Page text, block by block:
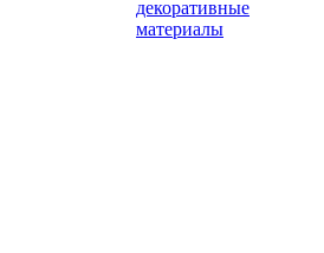
декоративные
материалы